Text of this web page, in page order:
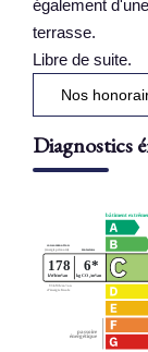
également
terrasse.
Libre de suite.
Nos
Diagnostics